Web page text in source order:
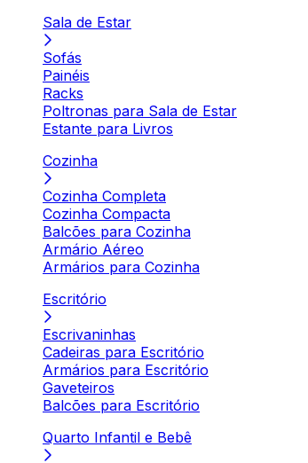
Sala de Estar
Sofás
Painéis
Racks
Poltronas para Sala de Estar
Estante para Livros
Cozinha
Cozinha Completa
Cozinha Compacta
Balcões para Cozinha
Armário Aéreo
Armários para Cozinha
Escritório
Escrivaninhas
Cadeiras para Escritório
Armários para Escritório
Gaveteiros
Balcões para Escritório
Quarto Infantil e Bebê